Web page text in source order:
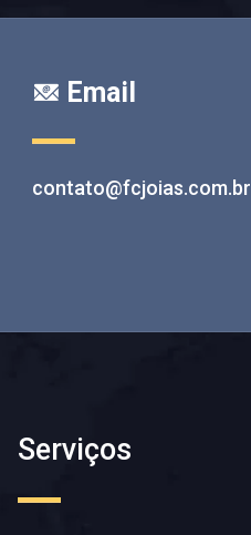
Email
contato@fcjoias.com.br
Serviços